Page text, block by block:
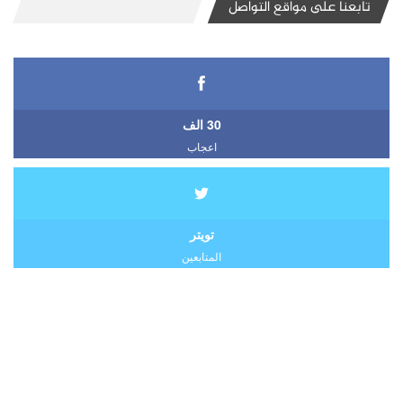
تابعنا على مواقع التواصل
30 الف
اعجاب
تويتر
المتابعين